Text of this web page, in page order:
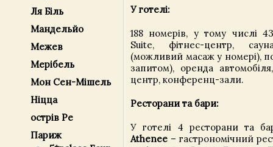
Ля Біль
Мандельйо
Межев
Мерібель
Мон Сен-Мішель
Ніцца
острів Ре
Париж
У готелі:
188 номерів, у тому числі
Suite, фітнес-центр,
(можливий масаж у номері),
запитом), оренда
центр, конференц-зали.
Ресторани та бари:
У готелі 4 ресторани та
Athenee – гастрономічний